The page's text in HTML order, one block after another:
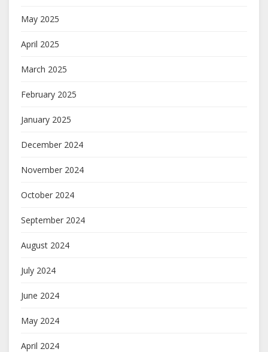
May 2025
April 2025
March 2025
February 2025
January 2025
December 2024
November 2024
October 2024
September 2024
August 2024
July 2024
June 2024
May 2024
April 2024